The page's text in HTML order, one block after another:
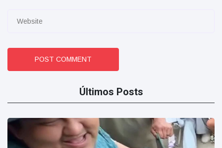
POST COMMENT
Últimos Posts